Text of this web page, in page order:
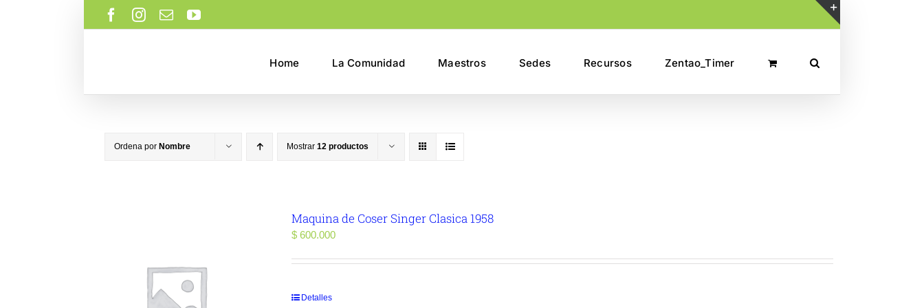
Facebook
Instagram
Correo
electrónico
YouTube
Home La Comunidad Maestros Sedes Recursos Zentao_Timer
Ordena por Nombre Mostrar 12 productos
Maquina de Coser Singer Clasica 1958
$600.000
Detalles
Toggle